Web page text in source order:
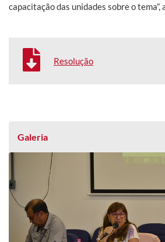
capacitação das unidades sobre o
Resolução
Galeria